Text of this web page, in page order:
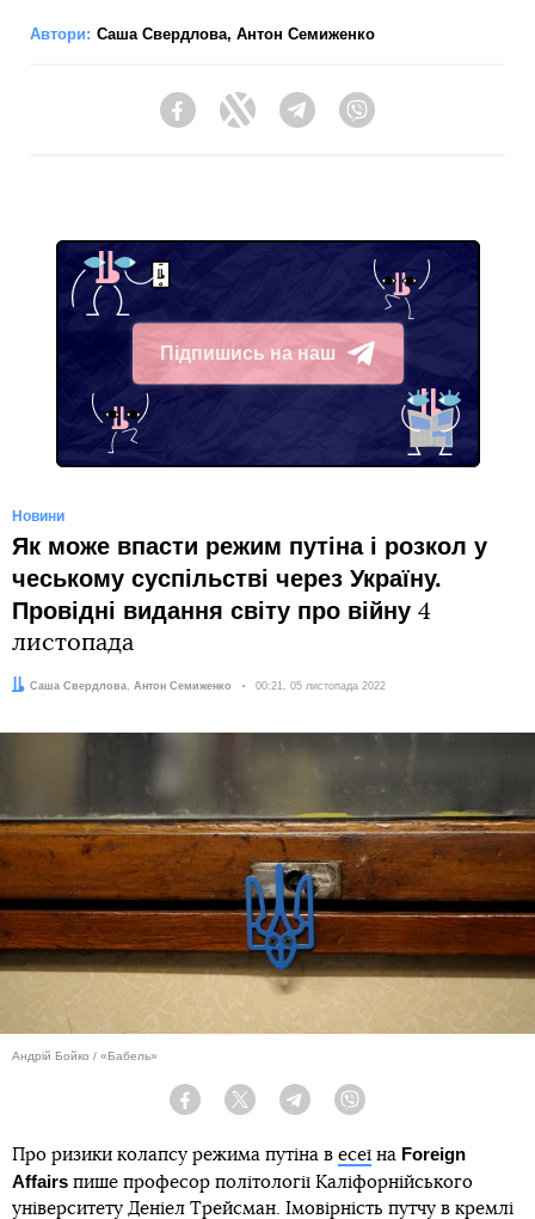
Автори: Саша Свердлова, Антон Семиженко
FacebookTwitter Telegram
Підпишись на наш
Telegram
Новини
Як може впасти режим путіна і розкол у
чеському суспільстві через Україну.
Провідні видання світу про війну 4
листопада
Автори:
Саша Свердлова, Антон Семиженко Дата:
00:21, 05 листопада 2022
Андрій Бойко / «Бабель»
Facebook Twitter Telegram
Про ризики колапсу режима путіна в есеї на Foreign
Affairs пише професор політології Каліфорнійського
університету Деніел Трейсман. Імовірність путчу в кремлі